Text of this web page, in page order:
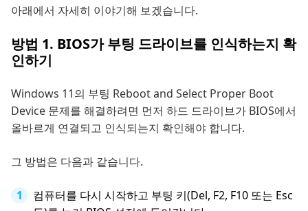
아래에서 자세히 이야기해 보겠습니다.
방법 1. BIOS가 부팅 드라이브를 인식하는지 확
인하기
Windows 11의 부팅 Reboot and Select Proper Boot
Device 문제를 해결하려면 먼저 하드 드라이브가 BIOS에서
올바르게 연결되고 인식되는지 확인해야 합니다.
그 방법은 다음과 같습니다.
컴퓨터를 다시 시작하고 부팅 키(Del, F2, F10 또는 Esc